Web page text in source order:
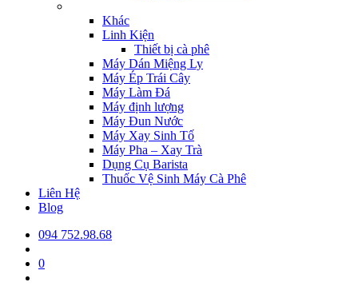
Khác
Linh Kiện
Thiết bị cà phê
Máy Dán Miệng Ly
Máy Ép Trái Cây
Máy Làm Đá
Máy định lượng
Máy Đun Nước
Máy Xay Sinh Tố
Máy Pha – Xay Trà
Dụng Cụ Barista
Thuốc Vệ Sinh Máy Cà Phê
Liên Hệ
Blog
094 752.98.68
0